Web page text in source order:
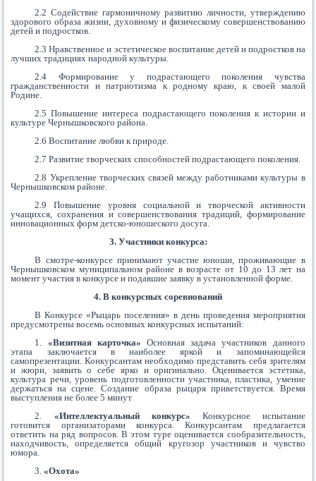
2.2 Содействие гармоничному развитию личности, утверждению
здорового образа жизни, духовному и физическому совершенствованию
детей и подростков.
2.3 Нравственное и эстетическое воспитание детей и подростков на
лучших традициях народной культуры.
2.4 Формирование у подрастающего поколения чувства
гражданственности и патриотизма к родному краю, к своей малой
Родине.
2.5 Повышение интереса подрастающего поколения к истории и
культуре Чернышковского района.
2.6 Воспитание любви к природе.
2.7 Развитие творческих способностей подрастающего поколения.
2.8 Укрепление творческих связей между работниками культуры в
Чернышковском районе.
2.9 Повышение уровня социальной и творческой активности
учащихся, сохранения и совершенствования традиций, формирование
инновационных форм детско-юношеского досуга.
3. Участники конкурса:
В смотре-конкурсе принимают участие юноши, проживающие в
Чернышковском муниципальном районе в возрасте от 10 до 13 лет на
момент участия в конкурсе и подавшие заявку в установленной форме.
4. В конкурсных соревнований
В Конкурсе «Рыцарь поселения» в день проведения мероприятия
предусмотрены восемь основных конкурсных испытаний:
1. «Визитная карточка» Основная задача участников данного
этапа заключается в наиболее яркой и запоминающейся
самопрезентации. Конкурсантам необходимо представить себя зрителям
и жюри, заявить о себе ярко и оригинально. Оценивается эстетика,
культура речи, уровень подготовленности участника, пластика, умение
держаться на сцене. Создание образа рыцаря приветствуется. Время
выступления не более 5 минут
2. «Интеллектуальный конкурс» Конкурсное испытание
готовится организаторами конкурса. Конкурсантам предлагается
ответить на ряд вопросов. В этом туре оценивается сообразительность,
находчивость, определяется общий кругозор участников и чувство
юмора.
3.«Охота»